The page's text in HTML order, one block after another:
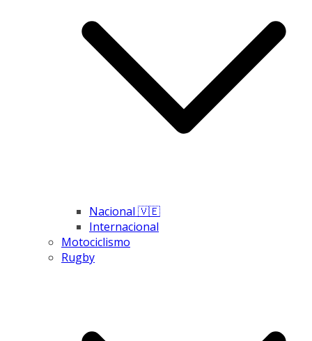
Nacional 🇻🇪
Internacional
Motociclismo
Rugby